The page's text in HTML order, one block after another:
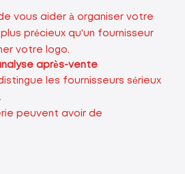
vous aider à organiser votre
précieux qu'un fournisseur
votre logo.
après-vente
les fournisseurs sérieux
peuvent avoir de